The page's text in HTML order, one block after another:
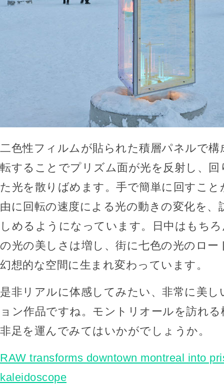
二色性フィルムが貼られた積層パネルで
転することでプリズム面が光を反射し、
た光を散りばめます。手で簡単に回すこ
由に回転の速度による光の動きの変化を、
しめるようになっています。日中はもち
の光の美しさは増し、街に七色の光のロー
幻想的な空間に生まれ変わっています。
是非リアルに体感してみたい、非常に美
ョン作品ですね。モントリオールを訪れ
非足を運んでみてはいかがでしょうか。
RAW transforms downtown montreal into
kaleidoscope